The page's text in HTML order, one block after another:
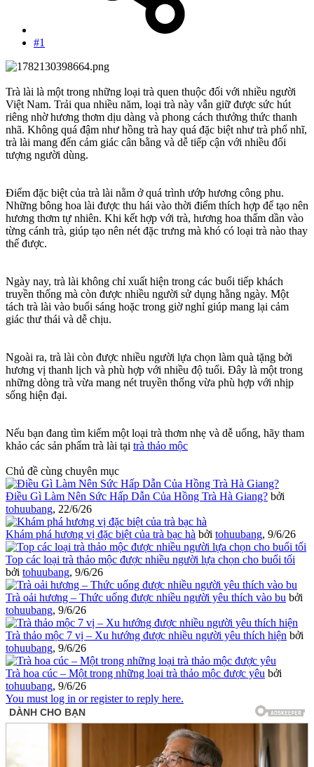
#1
Trà lài là một trong những loại trà quen thuộc đối với nhiều người
Việt Nam. Trải qua nhiều năm, loại trà này vẫn giữ được sức hút
riêng nhờ hương thơm dịu dàng và phong cách thưởng thức thanh
nhã. Không quá đậm như hồng trà hay quá đặc biệt như trà phổ nhĩ,
trà lài mang đến cảm giác cân bằng và dễ tiếp cận với nhiều đối
tượng người dùng.
Điểm đặc biệt của trà lài nằm ở quá trình ướp hương công phu.
Những bông hoa lài được thu hái vào thời điểm thích hợp để tạo nên
hương thơm tự nhiên. Khi kết hợp với trà, hương hoa thấm dần vào
từng cánh trà, giúp tạo nên nét đặc trưng mà khó có loại trà nào thay
thế được.
Ngày nay, trà lài không chỉ xuất hiện trong các buổi tiếp khách
truyền thống mà còn được nhiều người sử dụng hằng ngày. Một
tách trà lài vào buổi sáng hoặc trong giờ nghỉ giúp mang lại cảm
giác thư thái và dễ chịu.
Ngoài ra, trà lài còn được nhiều người lựa chọn làm quà tặng bởi
hương vị thanh lịch và phù hợp với nhiều độ tuổi. Đây là một trong
những dòng trà vừa mang nét truyền thống vừa phù hợp với nhịp
sống hiện đại.
Nếu bạn đang tìm kiếm một loại trà thơm nhẹ và dễ uống, hãy tham
khảo các sản phẩm trà lài tại trà thảo mộc
Chủ đề cùng chuyên mục
Điều Gì Làm Nên Sức Hấp Dẫn Của Hồng Trà Hà Giang? bởi
tohuubang, 22/6/26
Khám phá hương vị đặc biệt của trà bạc hà bởi tohuubang, 9/6/26
Top các loại trà thảo mộc được nhiều người lựa chọn cho buổi tối
bởi tohuubang, 9/6/26
Trà oải hương – Thức uống được nhiều người yêu thích vào bu bởi
tohuubang, 9/6/26
Trà thảo mộc 7 vị – Xu hướng được nhiều người yêu thích hiện bởi
tohuubang, 9/6/26
Trà hoa cúc – Một trong những loại trà thảo mộc được yêu bởi
tohuubang, 9/6/26
You must log in or register to reply here.